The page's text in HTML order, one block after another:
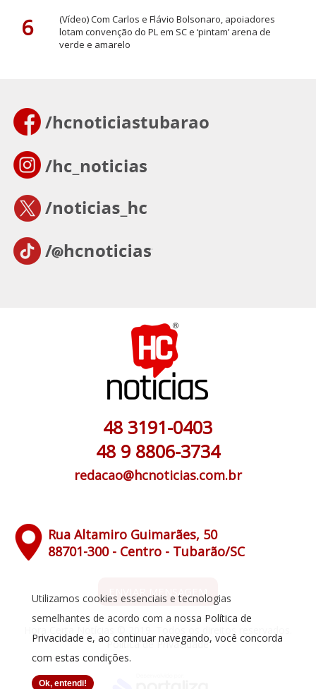
6
(Vídeo) Com Carlos e Flávio Bolsonaro, apoiadores
lotam convenção do PL em SC e ‘pintam’ arena de
verde e amarelo
48 3191-0403
48 9 8806-3734
redacao@hcnoticias.com.br
Rua Altamiro Guimarães, 50
88701-300 - Centro - Tubarão/SC
ENVIAR MENSAGEM
Política de Privacidade
Utilizamos cookies essenciais e tecnologias
semelhantes de acordo com a nossa Política de
Privacidade e, ao continuar navegando, você concorda
com estas condições.
Ok, entendi!